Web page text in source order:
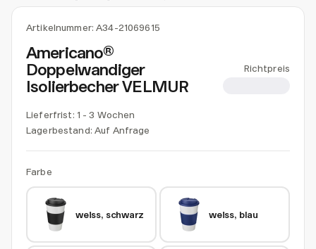
Artikelnummer:A34-21069615
Americano®
Doppelwandiger
Isolierbecher VELMUR
Richtpreis
Lieferfrist: 1 - 3 Wochen
Lagerbestand: Auf Anfrage
Farbe
weiss, schwarz weiss, blau